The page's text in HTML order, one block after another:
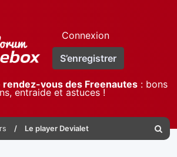
Connexion
S’enregistrer
rendez-vous des Freenautes: bons
entraide et astuces !
Le player Devialet